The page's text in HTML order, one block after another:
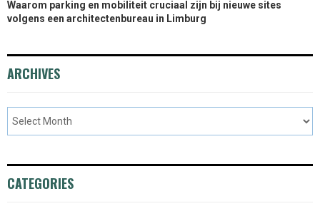
Waarom parking en mobiliteit cruciaal zijn bij nieuwe sites
volgens een architectenbureau in Limburg
ARCHIVES
CATEGORIES